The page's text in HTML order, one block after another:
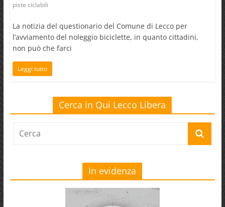
piste ciclabili
La notizia del questionario del Comune di Lecco per
l’avviamento del noleggio biciclette, in quanto cittadini,
non può che farci
Leggi tutto
Cerca in Qui Lecco Libera
In evidenza